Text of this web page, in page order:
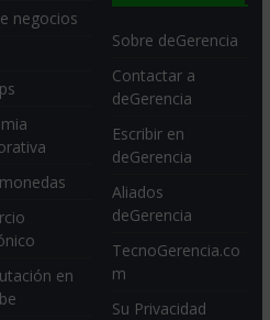
negocios
en
Sobre deGerencia
Contactar a
deGerencia
Escribir en
deGerencia
Aliados
deGerencia
TecnoGerencia.co
m
Su Privacidad